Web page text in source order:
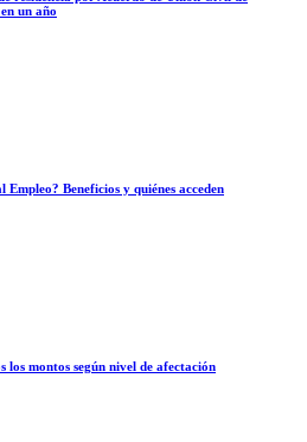
un año
Beneficios y quiénes acceden
los montos según nivel de afectación